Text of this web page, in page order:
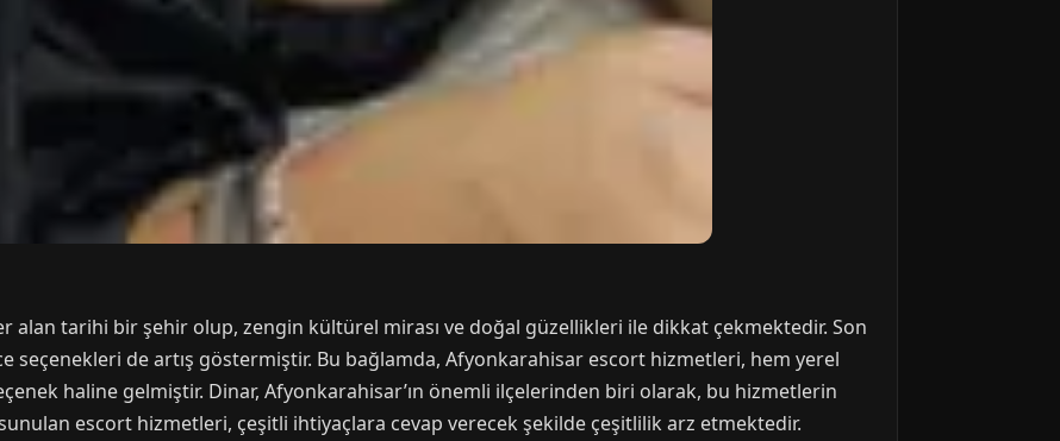
alan tarihi bir şehir olup, zengin kültürel mirası ve doğal güzellikleri ile dikkat çekmektedir. Son
seçenekleri de artış göstermiştir. Bu bağlamda, Afyonkarahisar escort hizmetleri, hem yerel
haline gelmiştir. Dinar, Afyonkarahisar’ın önemli ilçelerinden biri olarak, bu hizmetlerin
escort hizmetleri, çeşitli ihtiyaçlara cevap verecek şekilde çeşitlilik arz etmektedir.